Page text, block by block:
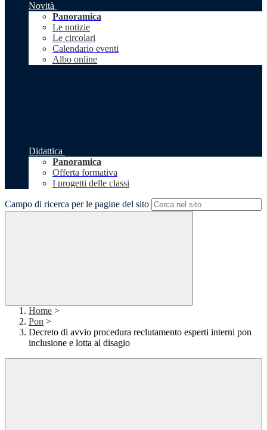
Novità
Panoramica
Le notizie
Le circolari
Calendario eventi
Albo online
Didattica
Panoramica
Offerta formativa
I progetti delle classi
Campo di ricerca per le pagine del sito
Home >
Pon >
Decreto di avvio procedura reclutamento esperti interni pon
inclusione e lotta al disagio